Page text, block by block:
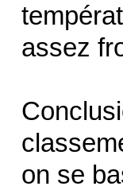
assez
on se